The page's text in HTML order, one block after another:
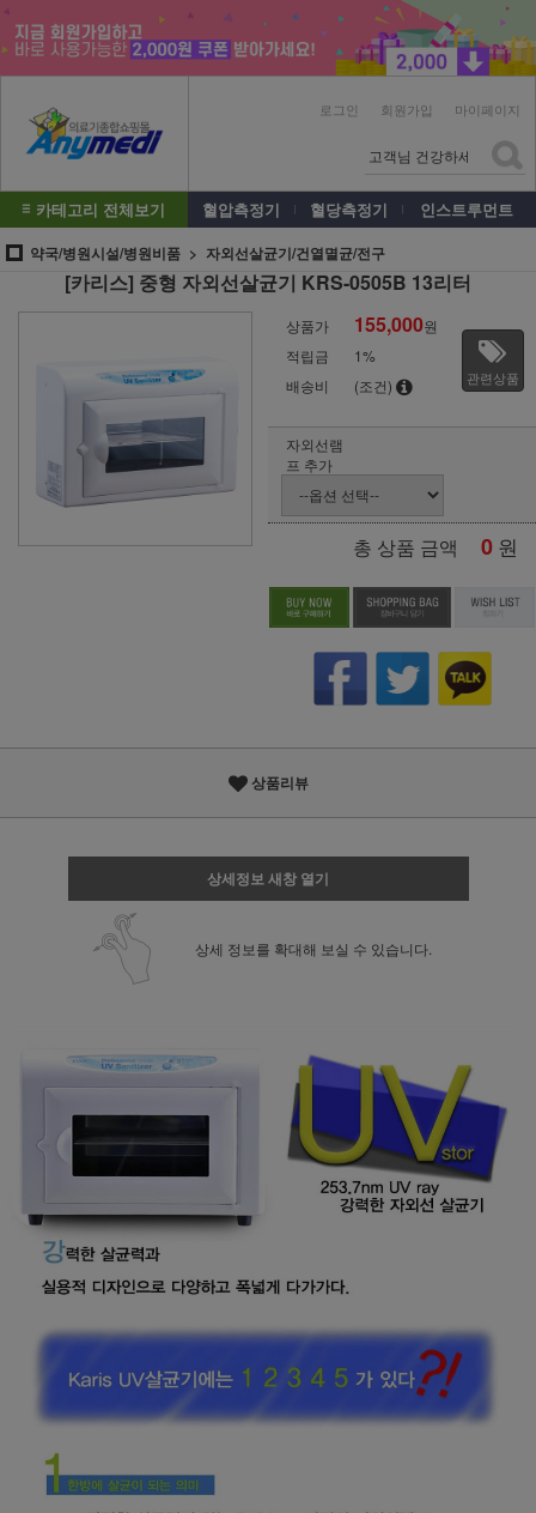
로그인 회원가입 마이페이지
카테고리 전체보기 혈압측정기 혈당측정기 인스트루먼트
약국/병원시설/병원비품 자외선살균기/건열멸균/전구
[카리스] 중형 자외선살균기 KRS-0505B 13리터
상품가 155,000원
적립금
1%
배송비
(조건) 관련상품
자외선램
프 추가
총 상품 금액 0 원
상품리뷰
상세정보 새창 열기
상세 정보를 확대해 보실 수 있습니다.